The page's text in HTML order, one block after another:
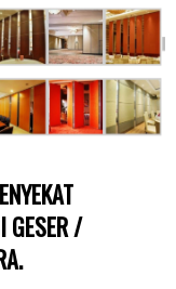
GESER /